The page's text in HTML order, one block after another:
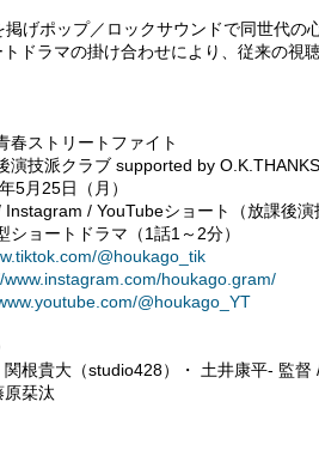
げポップ／ロックサウンドで同世代の
ドラマの掛け合わせにより、従来の視
春ストリートファイト
演技派クラブ supported by
5月25日（月）
/ YouTubeショート（放課後演
ショートドラマ（1話1～2分）
@houkago_tik
www.instagram.com/houkago.gram/
@houkago_YT
根貴大（studio428）・ 土井康平- 監督
栞汰